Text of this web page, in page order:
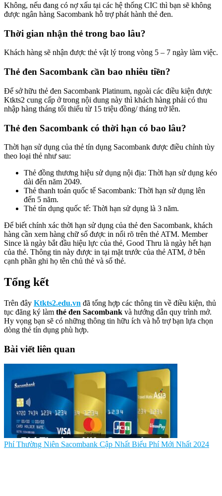
Không, nếu đang có nợ xấu tại các hệ thống CIC thì bạn sẽ không
được ngân hàng Sacombank hỗ trợ phát hành thẻ đen.
Thời gian nhận thẻ trong bao lâu?
Khách hàng sẽ nhận được thẻ vật lý trong vòng 5 – 7 ngày làm việc.
Thẻ đen Sacombank cần bao nhiêu tiền?
Để sở hữu thẻ đen Sacombank Platinum, ngoài các điều kiện được
Ktkts2 cung cấp ở trong nội dung này thì khách hàng phải có thu
nhập hàng tháng tối thiểu từ 15 triệu đồng/ tháng trở lên.
Thẻ đen Sacombank có thời hạn có bao lâu?
Thời hạn sử dụng của thẻ tín dụng Sacombank được điều chỉnh tùy
theo loại thẻ như sau:
Thẻ đồng thương hiệu sử dụng nội địa: Thời hạn sử dụng kéo
dài đến năm 2049.
Thẻ thanh toán quốc tế Sacombank: Thời hạn sử dụng lên
đến 5 năm.
Thẻ tín dụng quốc tế: Thời hạn sử dụng là 3 năm.
Để biết chính xác thời hạn sử dụng của thẻ đen Sacombank, khách
hàng cần xem hàng chữ số được in nổi rõ trên thẻ ATM. Member
Since là ngày bắt đầu hiệu lực của thẻ, Good Thru là ngày hết hạn
của thẻ. Thông tin này được in tại mặt trước của thẻ ATM, ở bên
cạnh phần ghi họ tên chủ thẻ và số thẻ.
Tổng kết
Trên đây Ktkts2.edu.vn đã tổng hợp các thông tin về điều kiện, thủ
tục đăng ký làm thẻ đen Sacombank và hướng dẫn quy trình mở.
Hy vọng bạn sẽ có những thông tin hữu ích và hỗ trợ bạn lựa chọn
dòng thẻ tín dụng phù hợp.
Bài viết liên quan
Phí Thường Niên Sacombank Cập Nhất Biểu Phí Mới Nhất 2024